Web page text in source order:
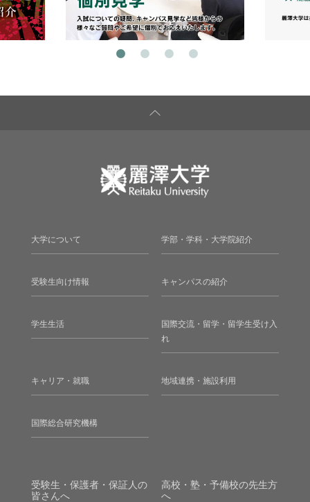
大学について 学部・学科・大学院紹介
受験生向け情報 キャンパスの紹介
学生生活
国際交流・留学・留学生受け入
れ
キャリア・就職 地域連携・施設利用
国際総合研究機構
受験生・保護者・保証人の
皆さんへ
高校・塾・予備校の先生方
へ